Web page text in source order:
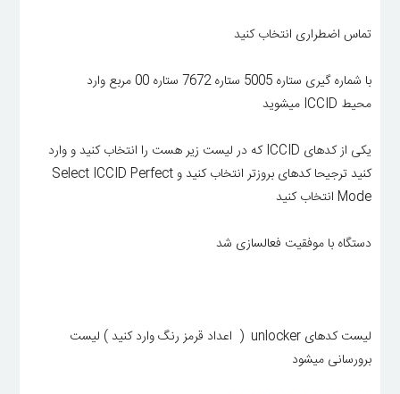
تماس اضطراری انتخاب کنید
با شماره گیری ستاره 5005 ستاره 7672 ستاره 00 مربع وارد
محیط ICCID میشوید
یکی از کدهای ICCID که در لیست زیر هست را انتخاب کنید و وارد
کنید ترجیحا کدهای بروزتر انتخاب کنید و Select ICCID Perfect
Mode انتخاب کنید
دستگاه با موفقیت فعالسازی شد
لیست کدهای unlocker ( اعداد قرمز رنگ وارد کنید ) لیست
برورسانی میشود